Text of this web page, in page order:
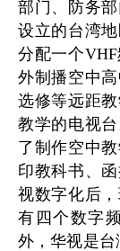
部门、防务
设立的台湾
分配一个
外制播空中
选修等远距
教学的电视
了制作空中
印教科书、
视数字化后
有四个数字
外，华视是台